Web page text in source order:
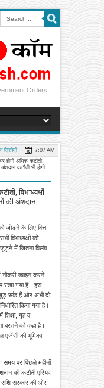
Orders
होगी अधिक कटौती,
कटौती भी होगी
विभाध्यक्षों
की अंशदान
त्रिवेदी 7:07 AM
जोड़ने के लिए वित्त
विभाध्यक्षों को
में जितना विलंब
ज्वाइन करने
रखा गया है। इस
सके हैं और अभी दो
किया गया है।
गृह व
बरतने को कहा है।
एजेंसी की भूमिका
समय पर पिछले महीनों
की कटौती एरियर
सरकार की ओर